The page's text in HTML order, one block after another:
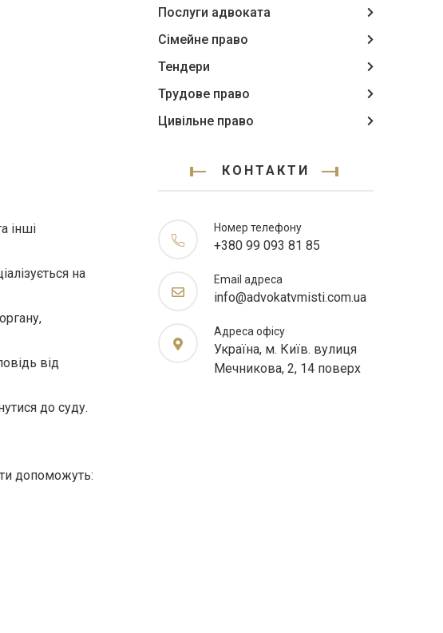
інші
на
від
до суду.
допоможуть:
Послуги адвоката
Сімейне право
Тендери
Трудове право
Цивільне право
КОНТАКТИ
Номер телефону
+380 99 093 81 85
Email адреса
info@advokatvmisti.com.ua
Адреса офісу
Україна, м. Київ. вулиця
Мечникова, 2, 14 поверх